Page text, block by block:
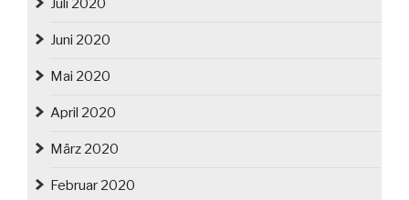
Juli 2020
Juni 2020
Mai 2020
April 2020
März 2020
Februar 2020